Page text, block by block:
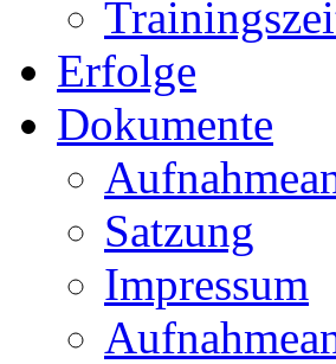
Erfolge
Dokumente
Satzung
Impressum